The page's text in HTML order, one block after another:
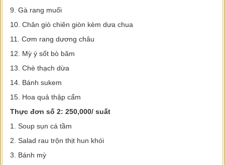
9. Gà rang muối
10. Chân giò chiên giòn kèm dưa chua
11. Cơm rang dương châu
12. Mỳ ý sốt bò băm
13. Chè thạch dừa
14. Bánh sukem
15. Hoa quả thập cẩm
Thực đơn số 2: 250,000/ suất
1. Soup sụn cá tầm
2. Salad rau trộn thịt hun khói
3. Bánh mỳ